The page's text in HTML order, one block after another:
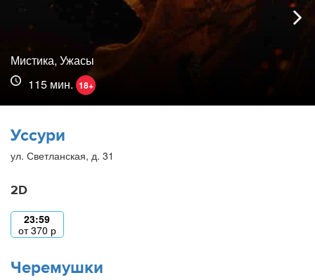
Мистика, Ужасы
115 мин. 18+
Уссури
ул. Светланская, д. 31
2D
23:59
от370 р
Черемушки